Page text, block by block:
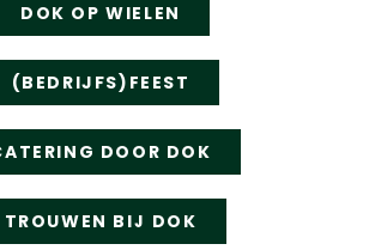
DOK OP WIELEN
(BEDRIJFS)FEEST
DOOR DOK
TROUWEN BIJ DOK